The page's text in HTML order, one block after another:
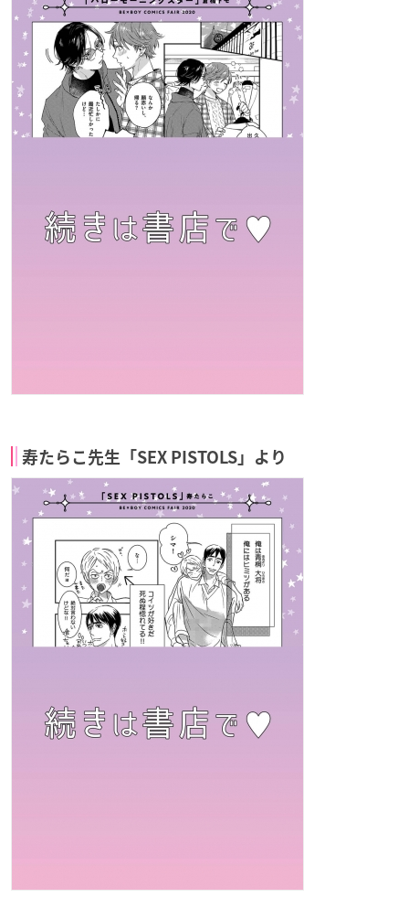
寿たらこ先生「SEX PISTOLS」より